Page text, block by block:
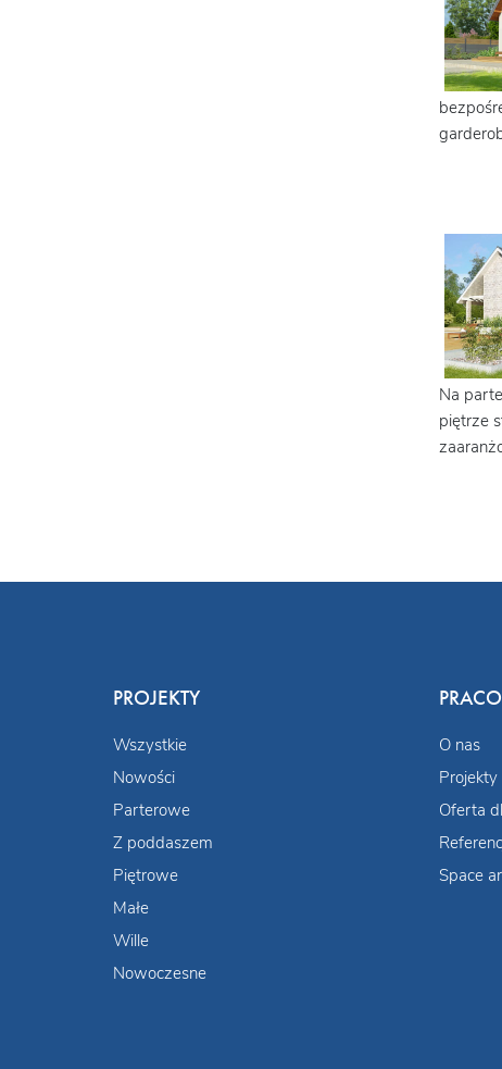
Na
piętrze
PROJEKTY
Wszystkie
Nowości
Parterowe
Z poddaszem
Piętrowe
Małe
Wille
Nowoczesne
O nas
Oferta
Space